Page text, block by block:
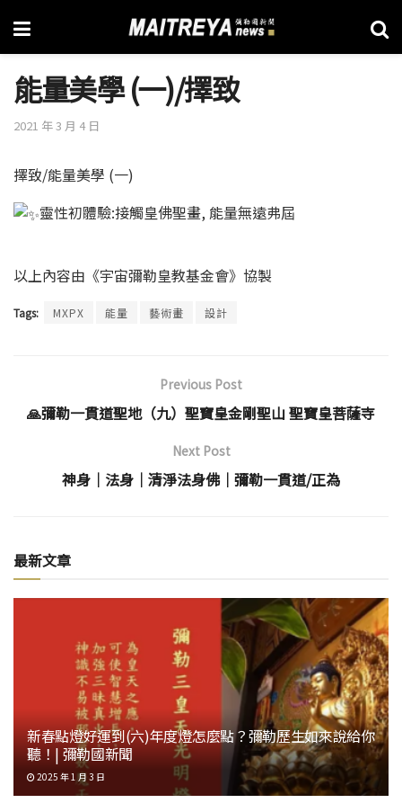
能量美學 (一)/擇致
2021 年 3 月 4 日
擇致/能量美學 (一)
靈性初體驗:接觸皇佛聖畫, 能量無遠弗屆
以上內容由《宇宙彌勒皇教基金會》協製
Tags: MXPX 能量 藝術畫 設計
Previous Post
🙏彌勒一貫道聖地（九）聖寶皇金剛聖山 聖寶皇菩薩寺
Next Post
神身｜法身｜清淨法身佛｜彌勒一貫道/正為
最新文章
新春點燈好運到(六)年度燈怎麼點？彌勒歷生如來說給你
聽！| 彌勒國新聞
2025 年 1 月 3 日